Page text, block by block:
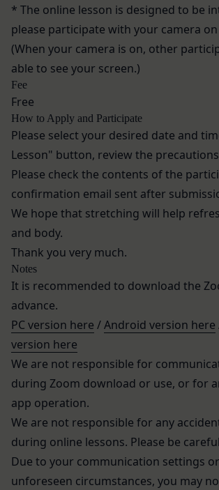
* The online lesson is designed to be
please participate with your camera
(When your camera is on, other
able to see your screen.)
Fee
Free
How to Apply and Participate
Please select your desired date and
Lesson" button, review the
Please check the contents of the
confirmation email sent after
We hope that stretching will help
and body.
Thank you very much.
Notes
It is recommended to download the
advance.
PC version here /Android version here
version here
We are not responsible for
during Zoom download or use, or for
app operation.
We are not responsible for any
during online lessons. Please be
Due to your communication settings
unforeseen circumstances, you may
売却または合併
組織再編、合併または譲渡に際し、当
個人情報の全部または一部を関係者に
があります。
委託先等の管理
提供または開示する場合、当該委託先
な取扱いおよび保護を行わせ、第三者
供および当社の提供目的以外の目的で
ないよう適切に管理および監督します
開示・訂正等
お客様がご自身の個人情報の内容を確
は利用停止を希望される場合には、個
その他の法令により当社が義務を負う
て、速やかに対応させていただきます。
場合があります。
開示等のご希望、ご意見、ご質問、苦
その他個人情報の取り扱いに関するお
は、下記の窓口までお願いいたします。
メールによるお問い合わせ
営業時間内に順次回答いたします。
お問い合わせ内容によっては回答にお
く場合や、ご返答できない場合がござ
かじめご了承いただきますようお願い
「@goyoh.jp」を含むメールアドレスか
るよう、あらかじめご設定ください。
メールによるお問い合わせについて、
係者であると当社が判断した場合
反社会的勢力等（暴力団、暴力団員
体、反社会的勢力、その他これに準
意味します。以下同じ。）であるま
供その他を通じて反社会的勢力等の
的勢力等との何らかの交流もしくは
ていると当社が判断した場合
その他会員登録が適当でないと当社
第5条（登録内容の変更）
会員は、登録情報の内容の全部または
変更が生じた場合、直ちに当社所定の
録内容を変更する手続きを行うものとし
会員が前項に定める変更手続きを行わ
効なものとすることをあらかじめ承諾
を負いません。
第6条（IDおよびパスワードの管理）
会員は、会員登録等の際に会員本人が
認・登録されたお客様IDおよびパスワ
用、管理について一切の責任を負うも
会員は、お客様IDおよびパスワードの
譲渡、承継、名義変更、貸与、開示又
ならないものとします。
会員のお客様IDおよびパスワードの使